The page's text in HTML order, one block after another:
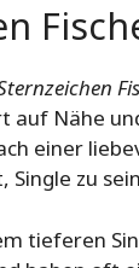
auf Nähe
einer
zu
tieferen